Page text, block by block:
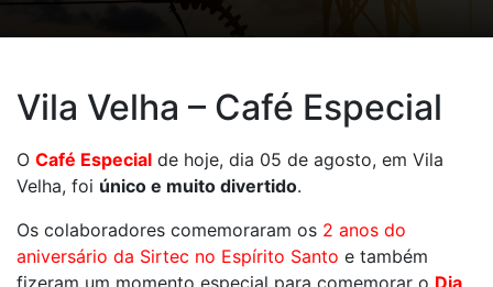
Vila Velha – Café Especial
O Café Especial de hoje, dia 05 de agosto, em Vila
Velha, foi único e muito divertido.
Os colaboradores comemoraram os 2 anos do
aniversário da Sirtec no Espírito Santo e também
fizeram um momento especial para comemorar o Dia